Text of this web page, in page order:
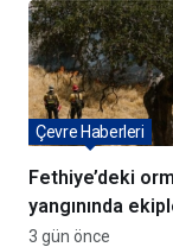
Fethiye’deki
yangınında
anında
Çevre Haberleri
3 gün önce